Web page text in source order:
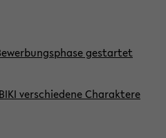
gestartet
verschiedene Charaktere